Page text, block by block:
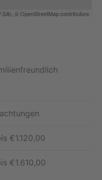
SA), © OpenStreetMap contributors
€1.120,00
€1.610,00